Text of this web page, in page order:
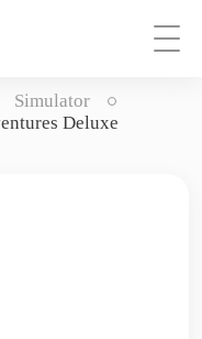
Simulator
Deluxe